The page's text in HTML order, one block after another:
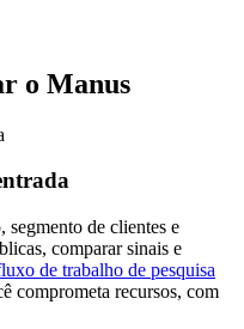
o Manus
segmento de clientes e
comparar sinais e
de trabalho de pesquisa
comprometa recursos, com